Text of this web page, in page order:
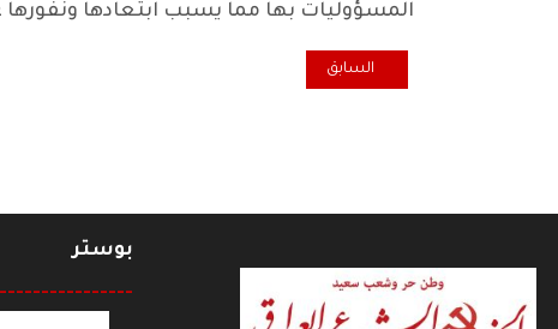
المسؤوليات بها مما يسبب ابتعادها
المقال السابق: اكول... طفي وشغل الأجهزة لكهربائية .. يا
السابق
بوستر